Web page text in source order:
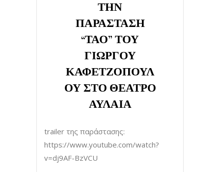
ΤΗΝ
ΠΑΡΑΣΤΑΣΗ
“ΤΑΟ” ΤΟΥ
ΓΙΩΡΓΟΥ
ΚΑΦΕΤΖΟΠΟΥΛ
ΟΥ ΣΤΟ ΘΕΑΤΡΟ
ΑΥΛΑΙΑ
trailer της παράστασης:
https://www.youtube.com/watch?
v=dj9AF-BzVCU